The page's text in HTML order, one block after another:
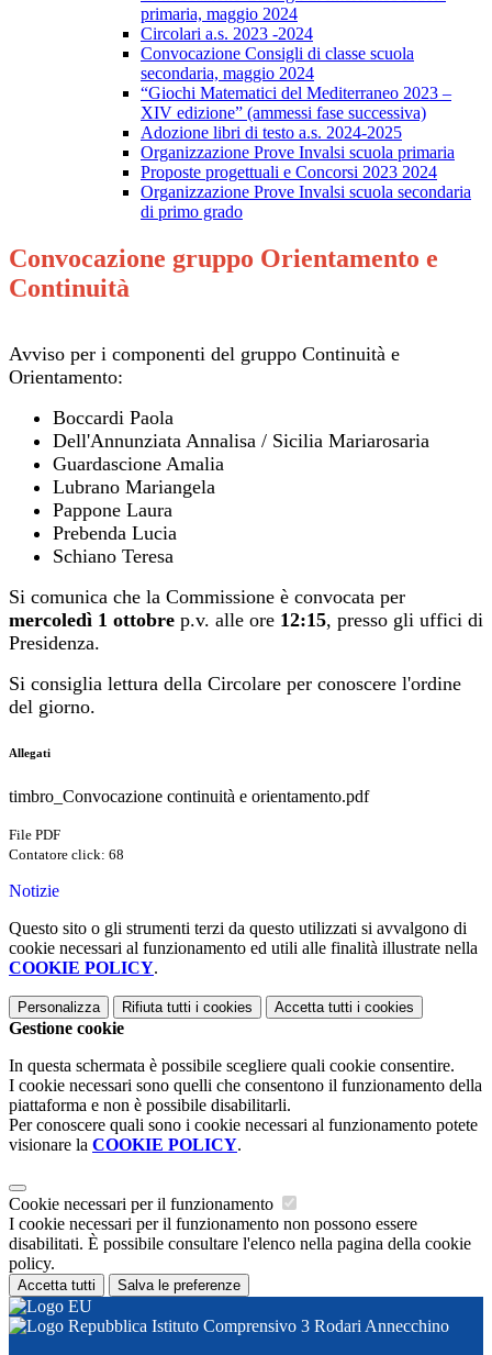
primaria, maggio 2024
Circolari a.s. 2023 -2024
Convocazione Consigli di classe scuola
secondaria, maggio 2024
“Giochi Matematici del Mediterraneo 2023 –
XIV edizione” (ammessi fase successiva)
Adozione libri di testo a.s. 2024-2025
Organizzazione Prove Invalsi scuola primaria
Proposte progettuali e Concorsi 2023 2024
Organizzazione Prove Invalsi scuola secondaria
di primo grado
Convocazione gruppo Orientamento e
Continuità
Avviso per i componenti del gruppo Continuità e
Orientamento:
Boccardi Paola
Dell'Annunziata Annalisa / Sicilia Mariarosaria
Guardascione Amalia
Lubrano Mariangela
Pappone Laura
Prebenda Lucia
Schiano Teresa
Si comunica che la Commissione è convocata per
mercoledì 1 ottobre p.v. alle ore 12:15, presso gli uffici di
Presidenza.
Si consiglia lettura della Circolare per conoscere l'ordine
del giorno.
Allegati
timbro_Convocazione continuità e orientamento.pdf
File PDF
Contatore click: 68
Notizie
Questo sito o gli strumenti terzi da questo utilizzati si avvalgono di
cookie necessari al funzionamento ed utili alle finalità illustrate nella
COOKIE POLICY.
Personalizza Rifiuta tutti i cookies Accetta tutti i cookies
Gestione cookie
In questa schermata è possibile scegliere quali cookie consentire.
I cookie necessari sono quelli che consentono il funzionamento della
piattaforma e non è possibile disabilitarli.
Per conoscere quali sono i cookie necessari al funzionamento potete
visionare la COOKIE POLICY.
Cookie necessari per il funzionamento
I cookie necessari per il funzionamento non possono essere
disabilitati. È possibile consultare l'elenco nella pagina della cookie
policy.
Accetta tutti Salva le preferenze
Istituto Comprensivo 3 Rodari Annecchino